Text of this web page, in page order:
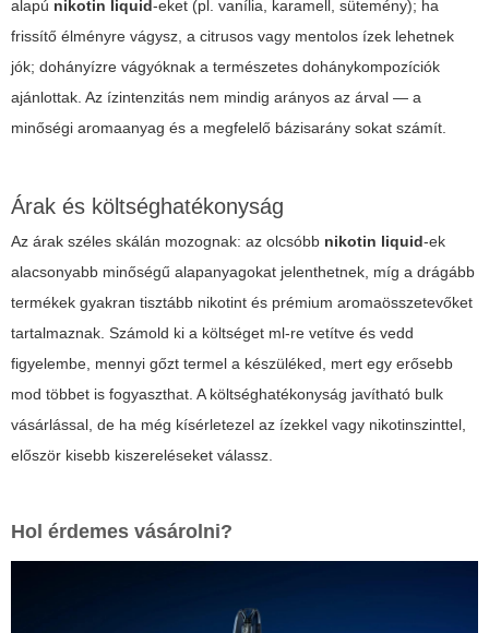
alapú nikotin liquid-eket (pl. vanília, karamell, sütemény); ha
frissítő élményre vágysz, a citrusos vagy mentolos ízek lehetnek
jók; dohányízre vágyóknak a természetes dohánykompozíciók
ajánlottak. Az ízintenzitás nem mindig arányos az árval — a
minőségi aromaanyag és a megfelelő bázisarány sokat számít.
Árak és költséghatékonyság
Az árak széles skálán mozognak: az olcsóbb nikotin liquid-ek
alacsonyabb minőségű alapanyagokat jelenthetnek, míg a drágább
termékek gyakran tisztább nikotint és prémium aromaösszetevőket
tartalmaznak. Számold ki a költséget ml-re vetítve és vedd
figyelembe, mennyi gőzt termel a készüléked, mert egy erősebb
mod többet is fogyaszthat. A költséghatékonyság javítható bulk
vásárlással, de ha még kísérletezel az ízekkel vagy nikotinszinttel,
először kisebb kiszereléseket válassz.
Hol érdemes vásárolni?